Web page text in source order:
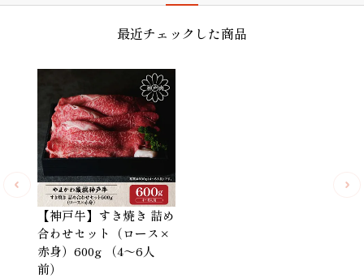
最近チェックした商品
【神戸牛】すき焼き 詰め
合わせセット（ロース×
赤身）600g （4～6人
前）